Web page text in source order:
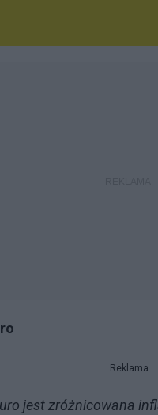
Reklama
jest zróżnicowana